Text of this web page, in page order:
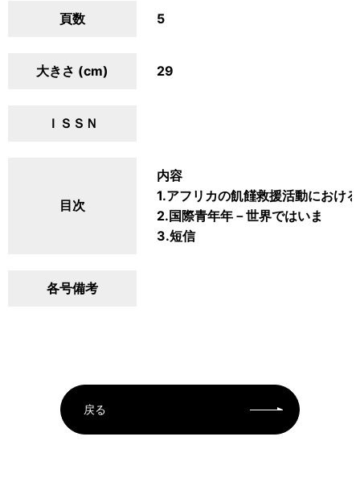
頁数 5
大きさ (cm) 29
ＩＳＳＮ
目次
内容
1.アフリカの飢饉救援活動におけ
2.国際青年年－世界ではいま
3.短信
各号備考
戻る